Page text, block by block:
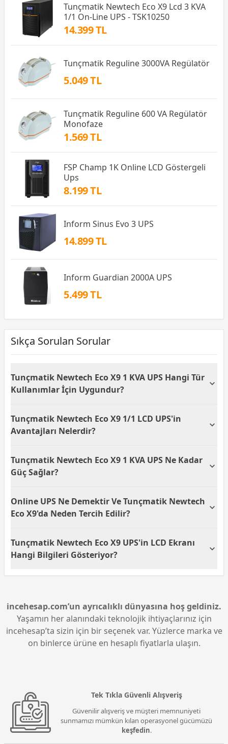
Tunçmatik Newtech Eco X9 Lcd 3 KVA
1/1 On-Line UPS - TSK10250
14.399 TL
Tunçmatik Reguline 3000VA Regülatör
5.049 TL
Tunçmatik Reguline 600 VA Regülatör
Monofaze
1.569 TL
FSP Champ 1K Online LCD Göstergeli
Ups
8.199 TL
Inform Sinus Evo 3 UPS
14.899 TL
Inform Guardian 2000A UPS
5.499 TL
Sıkça Sorulan Sorular
Tunçmatik Newtech Eco X9 1 KVA UPS Hangi Tür
Kullanımlar İçin Uygundur?
UPS, kesintisiz ve güvenli enerji ihtiyacı duyulan
küçük ofisler ve ev kullanıcıları için idealdir. 1 KVA
gücü sayesinde bilgisayar, modem veya yazıcı gibi
Tunçmatik Newtech Eco X9 1/1 LCD UPS'in
Avantajları Nelerdir?
tipiyle sürekli ve temiz bir enerji sağlar, bu da
elektronik cihazlarınızı dalgalanmalara karşı korur.
LCD ekranı ise kullanıcıya anlık durum bilgisi
Tunçmatik Newtech Eco X9 1 KVA UPS Ne Kadar
Güç Sağlar?
kapasitesine sahiptir. Bu kapasite, ev veya küçük
ofislerdeki sayısal elektronik cihazların enerji
Online UPS Ne Demektir Ve Tunçmatik Newtech
Eco X9'da Neden Tercih Edilir?
dalgalanmalarda kesintisiz güç sağlarken, aynı
zamanda şebeke elektriğinde meydana gelen
problemlere karşı cihazlarınızı korur. Tunçmatik
Newtech Eco X9, bu özelliği ile güvenilir güç sunarak
Tunçmatik Newtech Eco X9 UPS'in LCD Ekranı
Hangi Bilgileri Gösteriyor?
Tunçmatik Newtech Eco X9 UPS'in LCD ekranı, cihazın
UPS'in performansını ve durumunu kolayca
izleyebilir.
incehesap.com’un ayrıcalıklı dünyasına hoş geldiniz.
Yaşamın her alanındaki teknolojik ihtiyaçlarınız için
incehesap’ta sizin için bir seçenek var. Yüzlerce marka ve
on binlerce ürüne en hesaplı fiyatlarla ulaşın.
Tek Tıkla Güvenli Alışveriş
Güvenilir alışveriş ve müşteri memnuniyeti
sunmamızı mümkün kılan operasyonel gücümüzü
keşfedin.